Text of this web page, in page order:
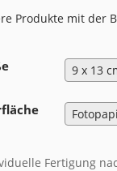
Produkte mit der
Fertigung